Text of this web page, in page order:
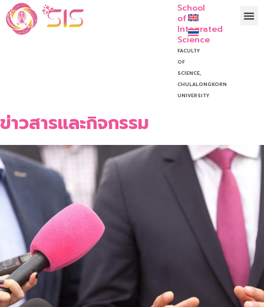
School
of
Integrated
Science
FACULTY
OF
SCIENCE,
CHULALONGKORN
UNIVERSITY
ข่าวสารและกิจกรรม